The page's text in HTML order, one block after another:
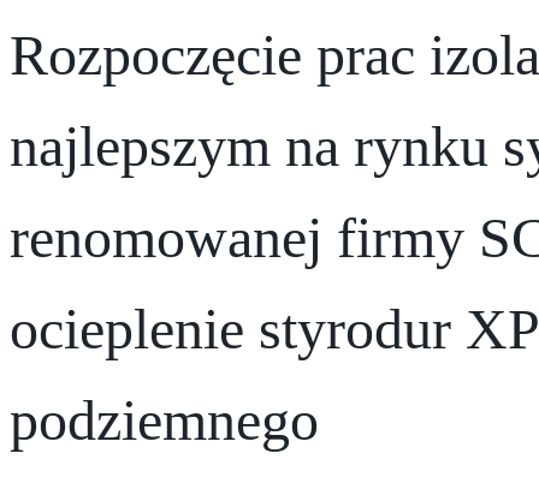
Rozpoczęcie prac
najlepszym na rynku
renomowanej firmy
ocieplenie styrodur
podziemnego